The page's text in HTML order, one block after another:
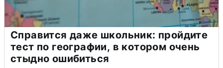
Справится даже школьник: пройдите
тест по географии, в котором очень
стыдно ошибиться